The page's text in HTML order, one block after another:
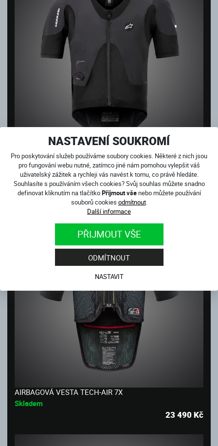
NASTAVENÍ SOUKROMÍ
Pro poskytování služeb používáme soubory cookies. Některé z nich jsou
pro fungování webu nutné, zatímco jiné nám pomohou vylepšit váš
uživatelský zážitek a rychleji vás navést k tomu, co právě hledáte.
Souhlasíte s používáním všech cookies? Svůj souhlas můžete snadno
definovat kliknutím na tlačítkoPřijmout všenebo můžete používání
souborů cookies odmítnout.
Další informace
PŘIJMOUT VŠE
ODMÍTNOUT
NASTAVIT
AIRBAGOVÁ VESTA TECH-AIR® 5 PLASMA
Skladem
18 899Kč
AIRBAGOVÁ VESTA TECH-AIR 7X
Skladem
23 490 Kč